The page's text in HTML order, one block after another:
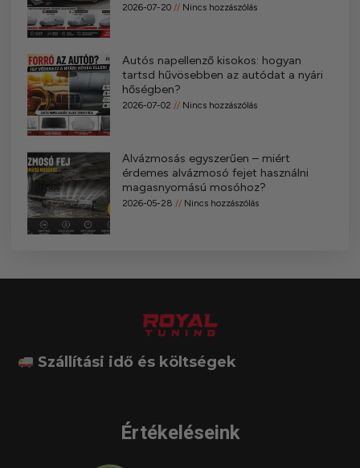
2026-07-20 Nincs hozzászólás
Autós napellenző kisokos: hogyan
tartsd hűvösebben az autódat a nyári
hőségben?
2026-07-02 Nincs hozzászólás
Alvázmosás egyszerűen – miért
érdemes alvázmosó fejet használni
magasnyomású mosóhoz?
2026-05-28 Nincs hozzászólás
Szállítási idő és költségek
Értékeléseink